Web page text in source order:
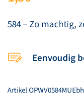
584 – Zo machtig,
Eenvoudig
ArtikelOPWV0584MUEbh